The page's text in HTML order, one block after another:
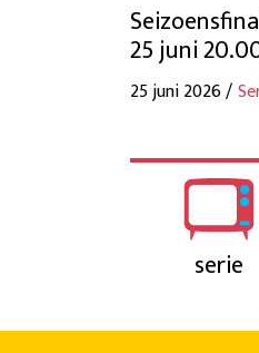
25 juni
25 juni 2026 /
serie